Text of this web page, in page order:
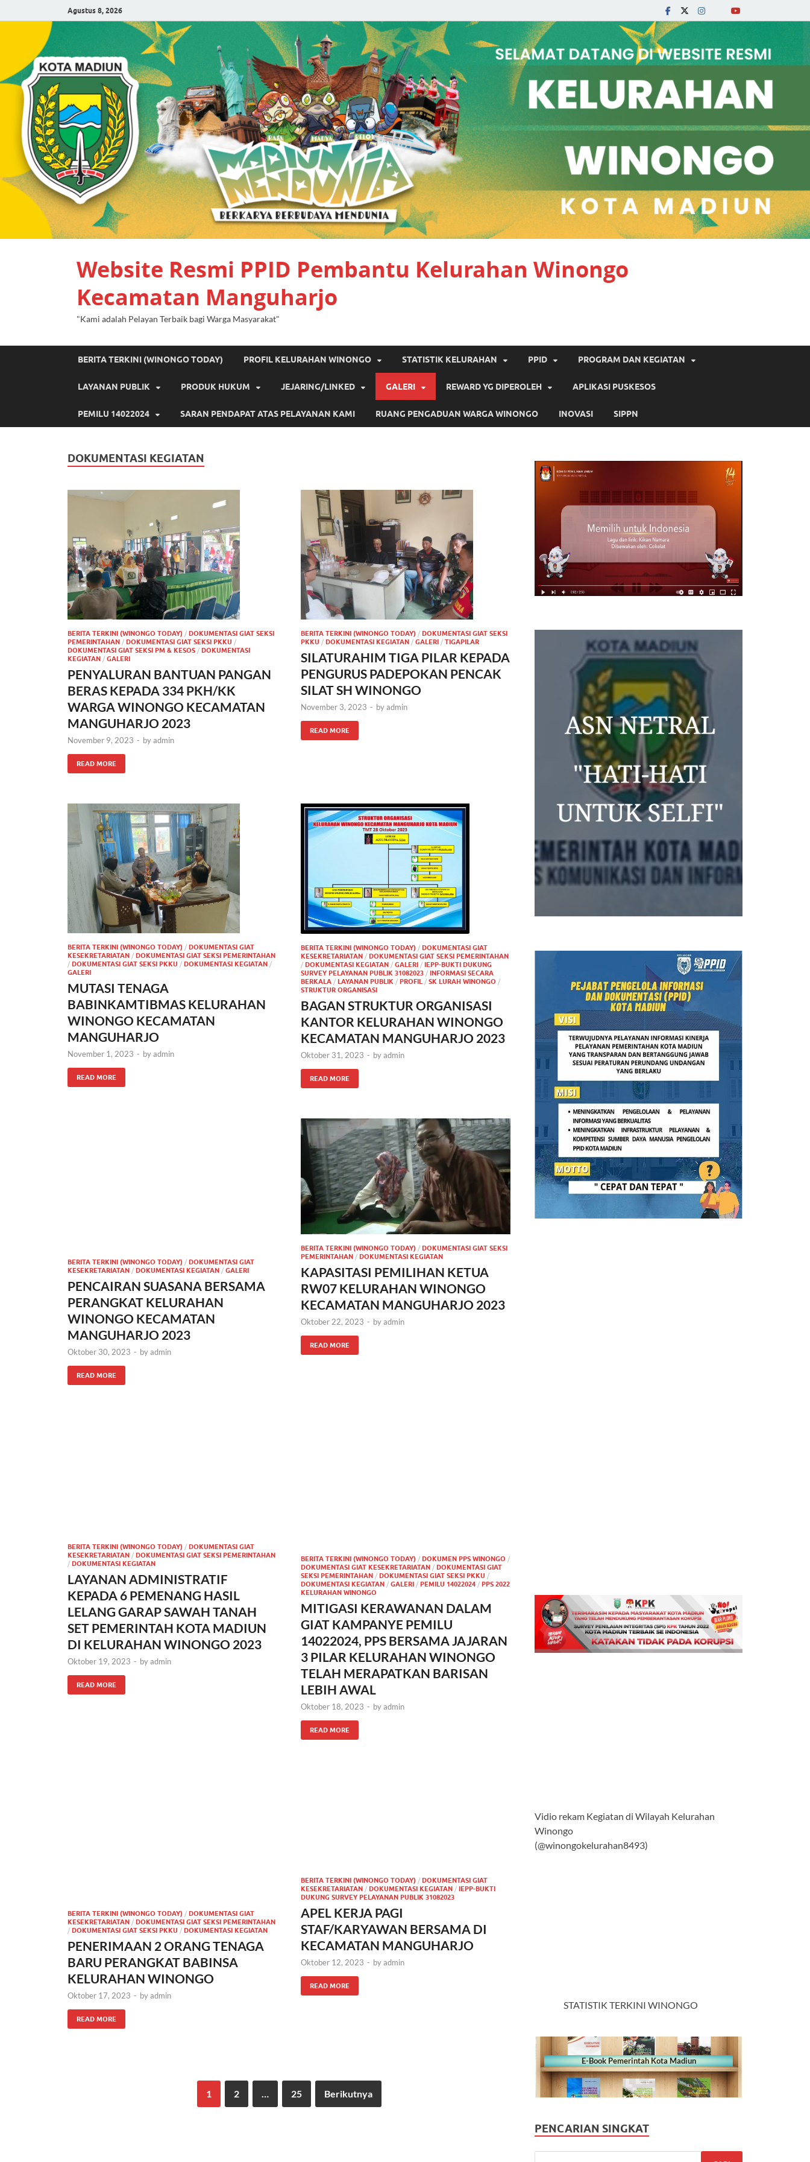
Agustus 8, 2026
Website Resmi PPID Pembantu Kelurahan Winongo
Kecamatan Manguharjo
"Kami adalah Pelayan Terbaik bagi Warga Masyarakat"
BERITA TERKINI (WINONGO TODAY) PROFIL KELURAHAN WINONGO STATISTIK KELURAHAN PPID PROGRAM DAN KEGIATAN
LAYANAN PUBLIK PRODUK HUKUM JEJARING/LINKED GALERI REWARD YG DIPEROLEH APLIKASI PUSKESOS
PEMILU 14022024 SARAN PENDAPAT ATAS PELAYANAN KAMI RUANG PENGADUAN WARGA WINONGO INOVASI SIPPN
DOKUMENTASI KEGIATAN
BERITA TERKINI (WINONGO TODAY) / DOKUMENTASI GIAT SEKSI
PEMERINTAHAN / DOKUMENTASI GIAT SEKSI PKKU /
DOKUMENTASI GIAT SEKSI PM & KESOS / DOKUMENTASI
KEGIATAN / GALERI
PENYALURAN BANTUAN PANGAN
BERAS KEPADA 334 PKH/KK
WARGA WINONGO KECAMATAN
MANGUHARJO 2023
November 9, 2023 - byadmin
READ MORE
BERITA TERKINI (WINONGO TODAY) / DOKUMENTASI GIAT SEKSI
PKKU / DOKUMENTASI KEGIATAN / GALERI / TIGAPILAR
SILATURAHIM TIGA PILAR KEPADA
PENGURUS PADEPOKAN PENCAK
SILAT SH WINONGO
November 3, 2023 - byadmin
READ MORE
BERITA TERKINI (WINONGO TODAY) / DOKUMENTASI GIAT
KESEKRETARIATAN / DOKUMENTASI GIAT SEKSI PEMERINTAHAN
/ DOKUMENTASI GIAT SEKSI PKKU / DOKUMENTASI KEGIATAN /
GALERI
MUTASI TENAGA
BABINKAMTIBMAS KELURAHAN
WINONGO KECAMATAN
MANGUHARJO
November 1, 2023 - byadmin
READ MORE
BERITA TERKINI (WINONGO TODAY) / DOKUMENTASI GIAT
KESEKRETARIATAN / DOKUMENTASI GIAT SEKSI PEMERINTAHAN
/ DOKUMENTASI KEGIATAN / GALERI / IEPP-BUKTI DUKUNG
SURVEY PELAYANAN PUBLIK 31082023 / INFORMASI SECARA
BERKALA / LAYANAN PUBLIK / PROFIL / SK LURAH WINONGO /
STRUKTUR ORGANISASI
BAGAN STRUKTUR ORGANISASI
KANTOR KELURAHAN WINONGO
KECAMATAN MANGUHARJO 2023
Oktober 31, 2023 - byadmin
READ MORE
BERITA TERKINI (WINONGO TODAY) / DOKUMENTASI GIAT
KESEKRETARIATAN / DOKUMENTASI KEGIATAN / GALERI
PENCAIRAN SUASANA BERSAMA
PERANGKAT KELURAHAN
WINONGO KECAMATAN
MANGUHARJO 2023
Oktober 30, 2023 - byadmin
READ MORE
BERITA TERKINI (WINONGO TODAY) / DOKUMENTASI GIAT SEKSI
PEMERINTAHAN / DOKUMENTASI KEGIATAN
KAPASITASI PEMILIHAN KETUA
RW07 KELURAHAN WINONGO
KECAMATAN MANGUHARJO 2023
Oktober 22, 2023 - byadmin
READ MORE
BERITA TERKINI (WINONGO TODAY) / DOKUMENTASI GIAT
KESEKRETARIATAN / DOKUMENTASI GIAT SEKSI PEMERINTAHAN
/ DOKUMENTASI KEGIATAN
LAYANAN ADMINISTRATIF
KEPADA 6 PEMENANG HASIL
LELANG GARAP SAWAH TANAH
SET PEMERINTAH KOTA MADIUN
DI KELURAHAN WINONGO 2023
Oktober 19, 2023 - byadmin
READ MORE
BERITA TERKINI (WINONGO TODAY) / DOKUMEN PPS WINONGO /
DOKUMENTASI GIAT KESEKRETARIATAN / DOKUMENTASI GIAT
SEKSI PEMERINTAHAN / DOKUMENTASI GIAT SEKSI PKKU /
DOKUMENTASI KEGIATAN / GALERI / PEMILU 14022024 / PPS 2022
KELURAHAN WINONGO
MITIGASI KERAWANAN DALAM
GIAT KAMPANYE PEMILU
14022024, PPS BERSAMA JAJARAN
3 PILAR KELURAHAN WINONGO
TELAH MERAPATKAN BARISAN
LEBIH AWAL
Oktober 18, 2023 - byadmin
READ MORE
BERITA TERKINI (WINONGO TODAY) / DOKUMENTASI GIAT
KESEKRETARIATAN / DOKUMENTASI GIAT SEKSI PEMERINTAHAN
/ DOKUMENTASI GIAT SEKSI PKKU / DOKUMENTASI KEGIATAN
PENERIMAAN 2 ORANG TENAGA
BARU PERANGKAT BABINSA
KELURAHAN WINONGO
Oktober 17, 2023 - byadmin
READ MORE
BERITA TERKINI (WINONGO TODAY) / DOKUMENTASI GIAT
KESEKRETARIATAN / DOKUMENTASI KEGIATAN / IEPP-BUKTI
DUKUNG SURVEY PELAYANAN PUBLIK 31082023
APEL KERJA PAGI
STAF/KARYAWAN BERSAMA DI
KECAMATAN MANGUHARJO
Oktober 12, 2023 - byadmin
READ MORE
1 2 … 25 Berikutnya
Vidio rekam Kegiatan di Wilayah Kelurahan
Winongo
(@winongokelurahan8493)
STATISTIK TERKINI WINONGO
E-Book Pemerintah Kota Madiun
PENCARIAN SINGKAT